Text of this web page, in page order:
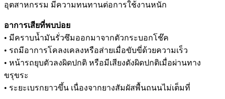
อุตสาหกรรม มีความทนทานต่อการใช้งานหนัก
อาการเสียที่พบบ่อย
• มีคราบน้ำมันรั่วซึมออกมาจากตัวกระบอกโช๊ค
• รถมีอาการโคลงเคลงหรือส่ายเมื่อขับขี่ด้วยความเร็ว
• หน้ารถยุบตัวลงผิดปกติ หรือมีเสียงดังผิดปกติเมื่อผ่านทาง
ขรุขระ
• ระยะเบรกยาวขึ้น เนื่องจากยางสัมผัสพื้นถนนไม่เต็มที่